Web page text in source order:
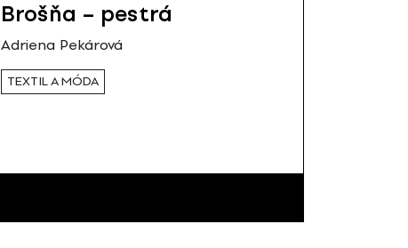
Brošňa – pestrá
Adriena Pekárová
TEXTIL A MÓDA